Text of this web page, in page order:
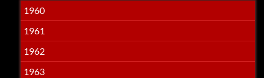
1960
1961
1962
1963